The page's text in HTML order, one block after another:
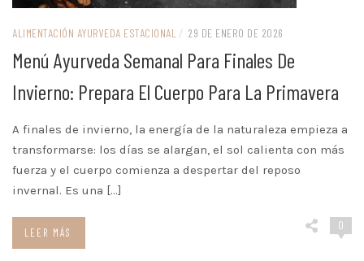
ALIMENTACIÓN AYURVEDA ESTACIONAL / 29 DE ENERO DE 2026
Menú Ayurveda Semanal Para Finales De
Invierno: Prepara El Cuerpo Para La Primavera
A finales de invierno, la energía de la naturaleza empieza a
transformarse: los días se alargan, el sol calienta con más
fuerza y el cuerpo comienza a despertar del reposo
invernal. Es una […]
0
LEER MÁS